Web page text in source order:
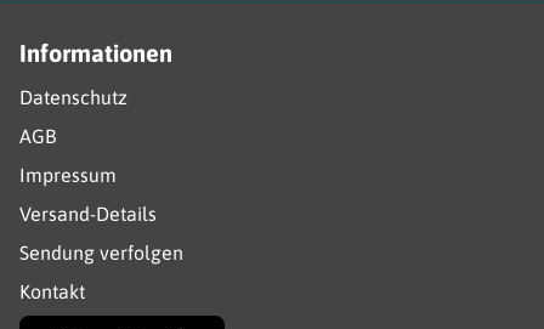
Informationen
Datenschutz
AGB
Impressum
Versand-Details
Sendung verfolgen
Kontakt